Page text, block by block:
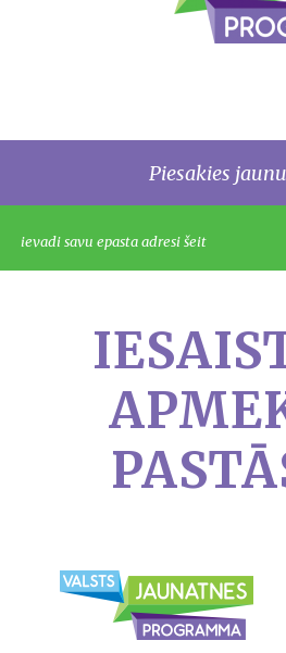
Piesakies